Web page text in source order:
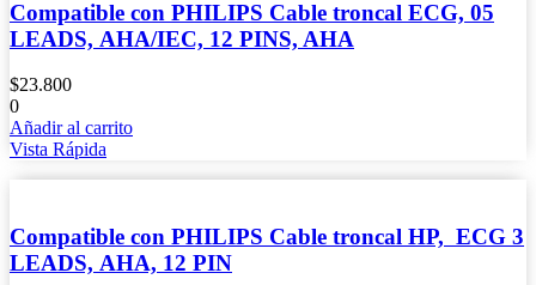
Compatible con PHILIPS Cable troncal ECG, 05
LEADS, AHA/IEC, 12 PINS, AHA
$23.800
0
Añadir al carrito
Vista Rápida
Compatible con PHILIPS Cable troncal HP, ECG 3
LEADS, AHA, 12 PIN